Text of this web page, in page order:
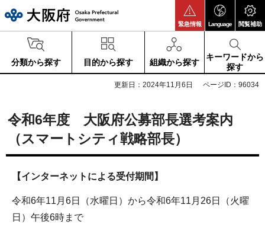
緊急情報 Language 閲覧補助
分類から探す 目的から探す 組織から探す
キーワードから
探す
更新日：2024年11月6日 ページID：96034
令和6年度 大阪府公募部長選考案内
（スマートシティ戦略部長）
【インターネットによる受付期間】
令和6年11月6日（水曜日）から令和6年11月26日（火曜
日）午後6時まで